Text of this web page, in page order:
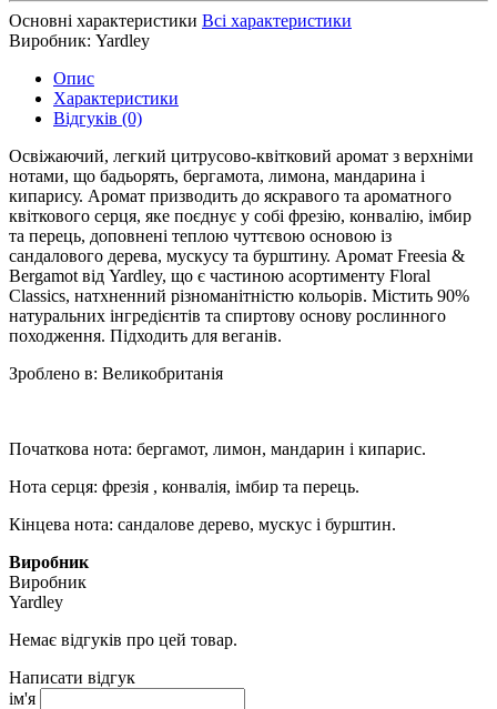
Основні характеристики Всі характеристики
Виробник: Yardley
Опис
Характеристики
Відгуків (0)
Освіжаючий, легкий цитрусово-квітковий аромат з верхніми
нотами, що бадьорять, бергамота, лимона, мандарина і
кипарису. Аромат призводить до яскравого та ароматного
квіткового серця, яке поєднує у собі фрезію, конвалію, імбир
та перець, доповнені теплою чуттєвою основою із
сандалового дерева, мускусу та бурштину. Аромат Freesia &
Bergamot від Yardley, що є частиною асортименту Floral
Classics, натхненний різноманітністю кольорів. Містить 90%
натуральних інгредієнтів та спиртову основу рослинного
походження. Підходить для веганів.
Зроблено в: Великобританія
Початкова нота: бергамот, лимон, мандарин і кипарис.
Нота серця: фрезія , конвалія, імбир та перець.
Кінцева нота: сандалове дерево, мускус і бурштин.
Виробник
Виробник
Yardley
Немає відгуків про цей товар.
Написати відгук
ім'я